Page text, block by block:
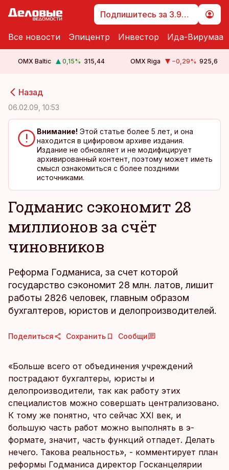
Подпишитесь за 3.99 €
Все новости Эпицентр Инвестор Ида-Вирумаа
OMX Baltic 0,15% 315,44 OMX Riga −0,29% 925,6
Назад
06.02.09, 10:53
Внимание! Этой статье более 5 лет, и она
находится в цифировом архиве издания.
Издание не обновляет и не модифицирует
архивированный контент, поэтому может иметь
смысл ознакомиться с более поздними
источниками.
Годманис cэкономит 28
миллионов за счёт
чиновников
Реформа Годманиса, за счет которой
государство сэкономит 28 млн. латов, лишит
работы 2826 человек, главным образом
бухгалтеров, юристов и делопроизводителей.
Поделиться Сохранить Сообщи
«Больше всего от объединения учреждений
пострадают бухгалтеры, юристы и
делопроизводители, так как работу этих
специалистов можно совершать централизовано.
К тому же понятно, что сейчас XXI век, и
большую часть работ можно выполнять в э-
формате, значит, часть функций отпадет. Делать
нечего. Такова реальность», - комментирует план
реформы Годманиса директор Госканцелярии